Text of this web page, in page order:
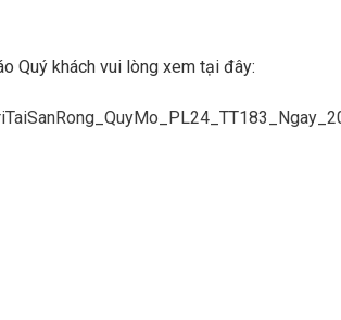
Quý khách vui lòng xem tại đây: